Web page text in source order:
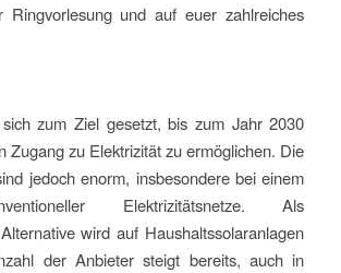
Ringvorlesung und auf euer zahlreiches
zum Ziel gesetzt, bis zum Jahr 2030
Zugang zu Elektrizität zu ermöglichen. Die
jedoch enorm, insbesondere bei einem
Elektrizitätsnetze. Als
wird auf Haushaltssolaranlagen
der Anbieter steigt bereits, auch in